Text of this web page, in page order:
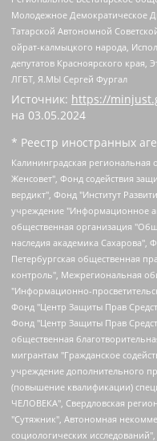
Молодежное Демократическое
Татарской Автономной
ойрат-калмыцкого народа,
депутатов Красноярского края,
ЛГБТ, Я.МЫ Сергей Фургал
Источник: https://
на 03.05.2024
* Реестр иностранных
Калининградская региональная общественная организация "Экозащита!-Женсовет", Фонд содействия защите прав и свобод граждан "Общественный вердикт", Фонд "Институт Развития Свободы Информации", Частное учреждение "Информационное агентство МЕМО. РУ", Региональная общественная организация "Общественная комиссия по сохранению наследия академика Сахарова", Фонд поддержки свободы прессы, Санкт-Петербургская общественная правозащитная организация "Гражданский контроль", Межрегиональная общественная организация "Информационно-просветительский центр "Мемориал", Региональный Фонд "Центр Защиты Прав Средств Массовой Информации", с 05.12.2023 Фонд "Центр Защиты Прав Средств массовой информации", Региональная общественная благотворительная организация помощи беженцам и мигрантам "Гражданское содействие", Негосударственное образовательное учреждение дополнительного профессионального образования (повышение квалификации) специалистов "АКАДЕМИЯ ПО ПРАВАМ ЧЕЛОВЕКА", Свердловская региональная общественная организация "Сутяжник", Автономная некоммерческая организация "Центр независимых социологических исследований", Союз общественных объединений "Российский исследовательский центр по правам человека", Региональное общественное учреждение научно-информационный центр "МЕМОРИАЛ", Некоммерческая организация "Фонд защиты гласности", Автономная некоммерческая организация "Институт прав человека", Городская общественная организация "Екатеринбургское общество "МЕМОРИАЛ", Городская общественная организация "Рязанское историко-просветительское и правозащитное общество "Мемориал" (Рязанский Мемориал), Челябинский региональный орган общественной самодеятельности – женское общественное объединение "Женщины Евразии", Челябинский региональный орган общественной самодеятельности "Уральская правозащитная группа", Фонд содействия защите здоровья и социальной справедливости имени Андрея Рылькова, Автономная Некоммерческая Организация "Аналитический Центр Юрия Левады", Автономная некоммерческая организация социальной поддержки населения "Проект Апрель", Региональная общественная организация помощи женщинам и детям, находящимся в кризисной ситуации "Информационно-методический центр "Анна", Фонд содействия развитию массовых коммуникаций и правовому просвещению "Так-так-Так", Фонд содействия устойчивому развитию "Серебряная тайга", Свердловский региональный общественный фонд социальных проектов "Новое время", "Idel.Реалии", Кавказ.Реалии, Крым.Реалии, Телеканал Настоящее Время, Татаро-башкирская служба Радио Свобода (Azatliq Radiosi), Радио Свободная Европа/Радио Свобода (PCE/PC), "Сибирь.Реалии", "Фактограф", Благотворительный фонд помощи осужденным и их семьям, Автономная некоммерческая организация "Институт глобализации и социальных движений", Фонд "В защиту прав заключенных", Частное учреждение "Центр поддержки и содействия развитию средств массовой информации", Пензенский региональный общественный благотворительный фонд "Гражданский союз", "Север.Реалии", Некоммерческая организация Фонд "Правовая инициатива", Общество с ограниченной ответственностью "Радио Свободная Европа/Радио Свобода", Чешское информационное агентство "MEDIUM-ORIENT", Красноярская региональная общественная организация "Мы против СПИДа", Камалягин Денис Николаевич, Маркелов Сергей Евгеньевич, Пономарев Лев Александрович, Савицкая Людмила Алексеевна, Автономная некоммерческая организация "Центр по работе с проблемой насилия "НАСИЛИЮ.НЕТ", Межрегиональный профессиональный союз работников здравоохранения "Альянс врачей", Юридическое лицо, зарегистрированное в Латвийской Республике, SIA "Medusa Project" (регистрационный номер 40103797863, дата регистрации 10.06.2014), Некоммерческая организация "Фонд по борьбе с коррупцией", Автономная некоммерческая организация "Институт права и публичной политики", Баданин Роман Сергеевич, Гликин Максим Александрович, Железнова Мария Михайловна, Лукьянова Юлия Сергеевна, Маетная Елизавета Витальевна, Маняхин Петр Борисович, Чуракова Ольга Владимировна, Ярош Юлия Петровна, Юридическое лицо "The Insider SIA", зарегистрированное в Риге, Латвийская Республика (дата регистрации 26.06.2015), являющееся администратором доменного имени интернет-издания "The Insider SIA", https://theins.ru, Постернак Алексей Евгеньевич, Рубин Михаил Аркадьевич, Анин Роман Александрович, Юридическое лицо Istories fonds, зарегистрированное в Латвийской